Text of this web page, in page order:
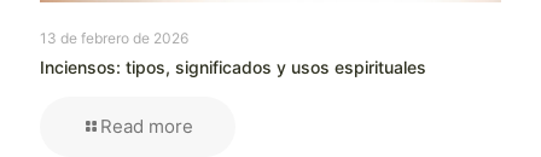
13 de febrero de 2026
Inciensos: tipos, significados y usos espirituales
Read more